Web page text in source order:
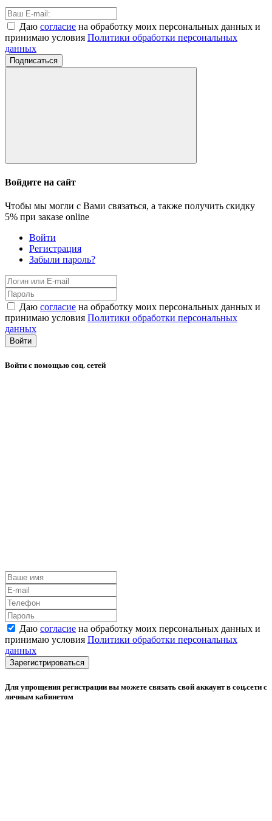
Даю согласие на обработку моих персональных данных и
принимаю условия Политики обработки персональных
данных
Подписаться
Войдите на сайт
Чтобы мы могли с Вами связаться, а также получить скидку
5% при заказе online
Войти
Регистрация
Забыли пароль?
Даю согласие на обработку моих персональных данных и
принимаю условия Политики обработки персональных
данных
Войти
Войти с помощью соц. сетей
Даю согласие на обработку моих персональных данных и
принимаю условия Политики обработки персональных
данных
Зарегистрироваться
Для упрощения регистрации вы можете связать свой аккаунт в соц.сети с
личным кабинетом